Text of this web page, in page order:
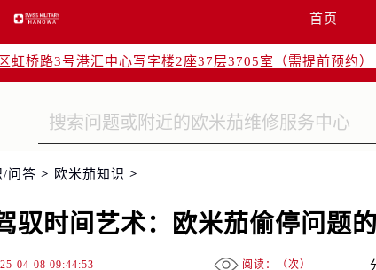
首页
建国门外大街甲6号华熙国际中心写字楼D座11层1102室（
赤峰道136号天津国际金融中心写字楼26层2603室（需提
虹桥路3号港汇中心写字楼2座37层3705室（需提前预约）
南京东路299号宏伊国际广场写字楼8层806室（需提前预
龙锦路1590号现代传媒中心写字楼5号楼10层1008室（需
国展路29号星耀天地写字楼1号楼18层1803室（需提前预
永定东路399号置地商务中心东塔写字楼（华润万象城）
大闸南路500号来福士广场办公楼20层2009室（需提前预
/问答 > 欧米茄知识 >
驭时间艺术：欧米茄偷停问题
04-08 09:44:53 阅读：（次）